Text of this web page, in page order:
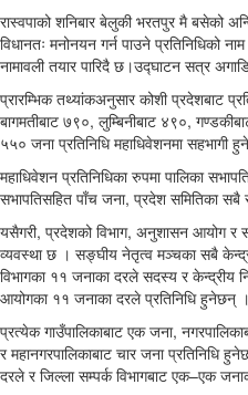
रास्वपाको शनिबार बेलुकी भरतपुर मै बसेको
विधानतः मनोनयन गर्न पाउने प्रतिनिधिको
नामावली तयार पारिदै छ।उद्घाटन सत्र
प्रारम्भिक तथ्यांकअनुसार कोशी प्रदेशबाट
बागमतीबाट ७९०, लुम्बिनीबाट ४९०,
५५० जना प्रतिनिधि महाधिवेशनमा सहभागी
महाधिवेशन प्रतिनिधिका रुपमा पालिका
सभापतिसहित पाँच जना, प्रदेश समितिका
यसैगरी, प्रदेशको विभाग, अनुशासन आयोग र
व्यवस्था छ । सङ्घीय नेतृत्व मञ्चका सबै
विभागका ११ जनाका दरले सदस्य र केन्द्रीय
आयोगका ११ जनाका दरले प्रतिनिधि हुनेछन् ।
प्रत्येक गाउँपालिकाबाट एक जना,
र महानगरपालिकाबाट चार जना प्रतिनिधि
दरले र जिल्ला सम्पर्क विभागबाट एक–एक